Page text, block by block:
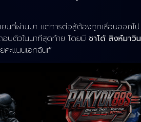
นที่ผ่านมา แต่การต่อสู้ต้องถูกเลื่อนออกไป
อนตัวในนาทีสุดท้าย โดยมี ชาโด้ สิงห์มาวิน
คะแนนเอกฉันท์